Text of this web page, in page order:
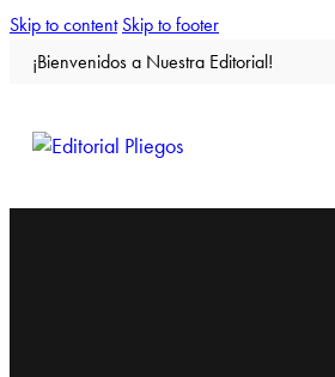
Skip to content Skip to footer
¡Bienvenidos a Nuestra Editorial!